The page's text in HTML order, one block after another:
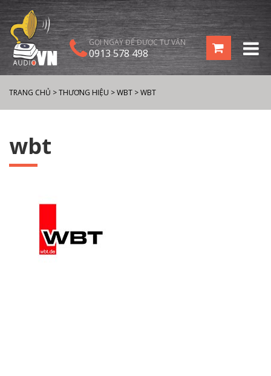
GỌI NGAY ĐỂ ĐƯỢC TƯ VẤN
0913 578 498
TRANG CHỦ >THƯƠNG HIỆU >WBT >WBT
wbt